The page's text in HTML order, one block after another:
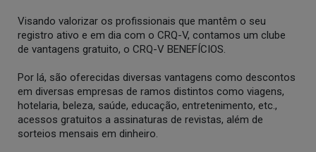
Visando valorizar os profissionais que mantêm o seu
registro ativo e em dia com o CRQ-V, contamos um clube
de vantagens gratuito, o CRQ-V BENEFÍCIOS.
Por lá, são oferecidas diversas vantagens como descontos
em diversas empresas de ramos distintos como viagens,
hotelaria, beleza, saúde, educação, entretenimento, etc.,
acessos gratuitos a assinaturas de revistas, além de
sorteios mensais em dinheiro.